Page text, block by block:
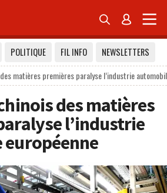
 
POLITIQUE FIL INFO
NEWSLETTERS
matières premières paralyse l’industrie
des matières
l’industrie